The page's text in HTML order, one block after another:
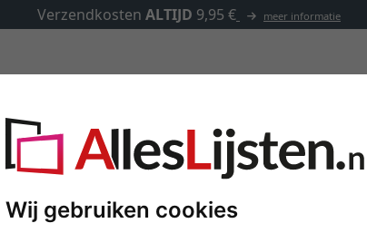
Wij gebruiken cookies
Verzendkosten ALTIJD9,95 € meer informatie
Lijsten op maat